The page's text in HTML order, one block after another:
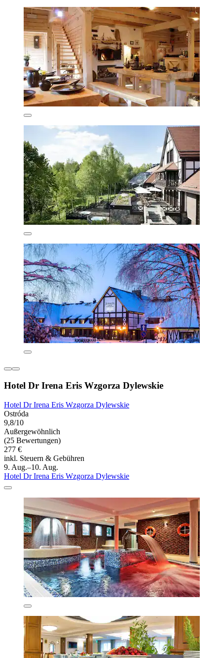
Hotel Dr Irena Eris Wzgorza Dylewskie
Hotel Dr Irena Eris Wzgorza Dylewskie
Ostróda
9,8/10
Außergewöhnlich
(25 Bewertungen)
277 €
inkl. Steuern & Gebühren
9. Aug.–10. Aug.
Hotel Dr Irena Eris Wzgorza Dylewskie